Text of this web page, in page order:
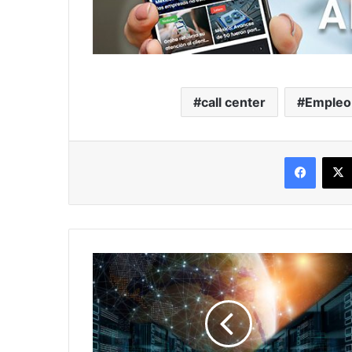
call center Empleo
NetApp
adquiere
CloudJumper